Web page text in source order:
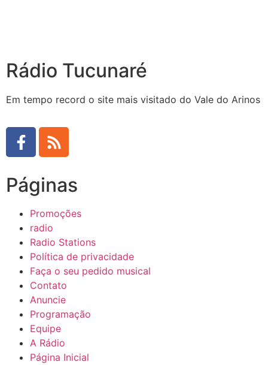
Rádio Tucunaré
Em tempo record o site mais visitado do Vale do Arinos
Páginas
Promoções
radio
Radio Stations
Política de privacidade
Faça o seu pedido musical
Contato
Anuncie
Programação
Equipe
A Rádio
Página Inicial